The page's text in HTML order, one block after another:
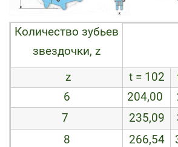
Количество зубьев
звездочки, z
z
t = 102
6
204,00
7
235,09
8
266,54